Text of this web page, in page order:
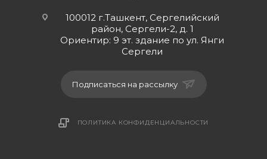
100012 г.Ташкент, Сергелийский
район, Сергели-2, д. 1
Ориентир: 9 эт. здание по ул. Янги
Сергели
Подписаться на рассылку
ПОЛИТИКА КОНФИДЕНЦИАЛЬНОСТИ